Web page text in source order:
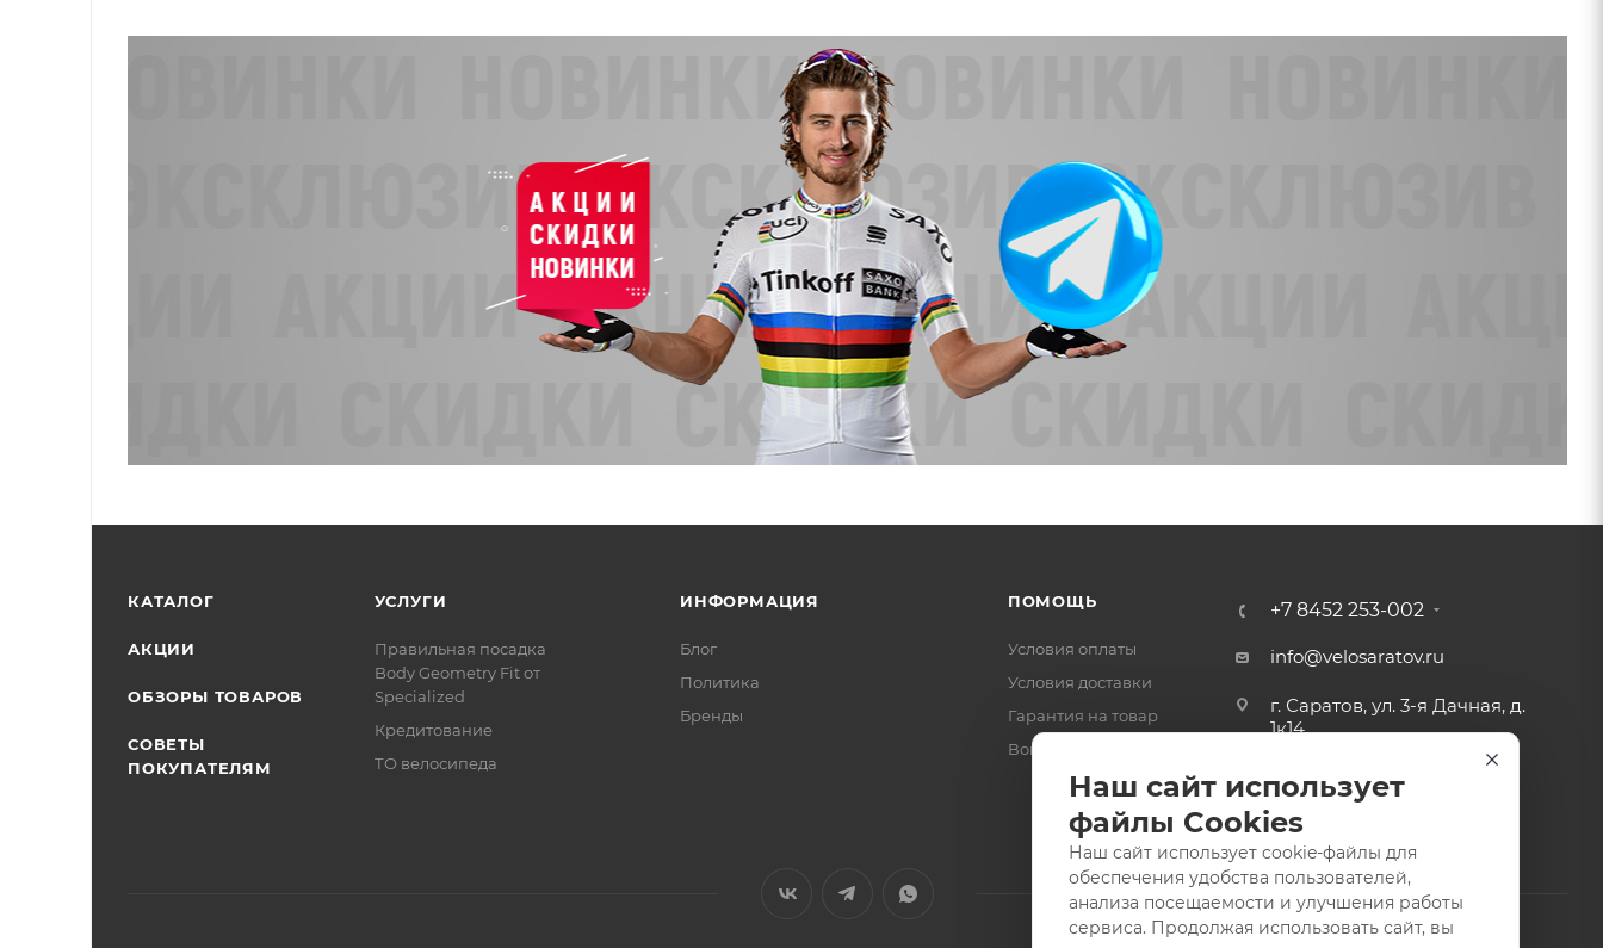
КАТАЛОГ
АКЦИИ
ОБЗОРЫ ТОВАРОВ
СОВЕТЫ
ПОКУПАТЕЛЯМ
УСЛУГИ
Правильная посадка
Body Geometry Fit от
Specialized
Кредитование
ТО велосипеда
ИНФОРМАЦИЯ
Блог
Политика
Бренды
ПОМОЩЬ
Условия оплаты
Условия доставки
Гарантия на товар
Вопрос-ответ
+7 8452 253-002
info@velosaratov.ru
г. Саратов, ул. 3-я Дачная, д.
1к14
Наш сайт использует
файлы Cookies
Наш сайт использует cookie-файлы для
обеспечения удобства пользователей,
анализа посещаемости и улучшения работы
сервиса. Продолжая использовать сайт, вы